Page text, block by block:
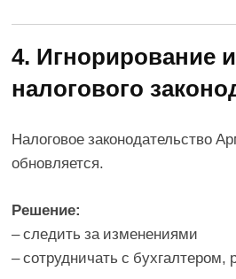
4. Игнорирование
налогового
Налоговое законодательство
обновляется.
Решение:
– следить за изменениями
– сотрудничать с